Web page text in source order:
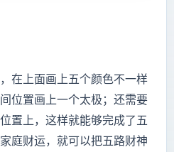
在上面画上五个颜色不一样
位置画上一个太极；还需要
置上，这样就能够完成了五
庭财运，就可以把五路财神